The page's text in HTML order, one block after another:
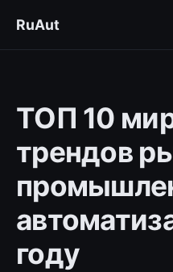
RuAut
ТОП 10
трендов
году